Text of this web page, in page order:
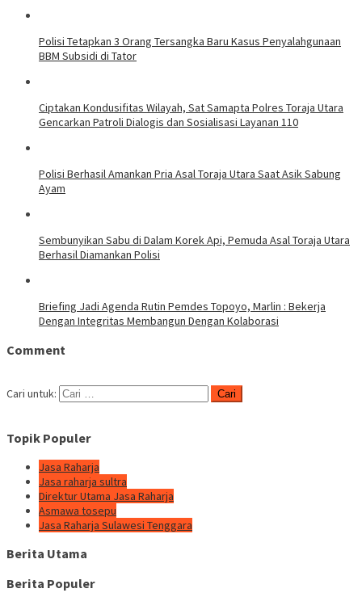
Polisi Tetapkan 3 Orang Tersangka Baru Kasus Penyalahgunaan
BBM Subsidi di Tator
Ciptakan Kondusifitas Wilayah, Sat Samapta Polres Toraja Utara
Gencarkan Patroli Dialogis dan Sosialisasi Layanan 110
Polisi Berhasil Amankan Pria Asal Toraja Utara Saat Asik Sabung
Ayam
Sembunyikan Sabu di Dalam Korek Api, Pemuda Asal Toraja Utara
Berhasil Diamankan Polisi
Briefing Jadi Agenda Rutin Pemdes Topoyo, Marlin : Bekerja
Dengan Integritas Membangun Dengan Kolaborasi
Comment
Cari untuk:
Topik Populer
Jasa Raharja
Jasa raharja sultra
Direktur Utama Jasa Raharja
Asmawa tosepu
Jasa Raharja Sulawesi Tenggara
Berita Utama
Berita Populer